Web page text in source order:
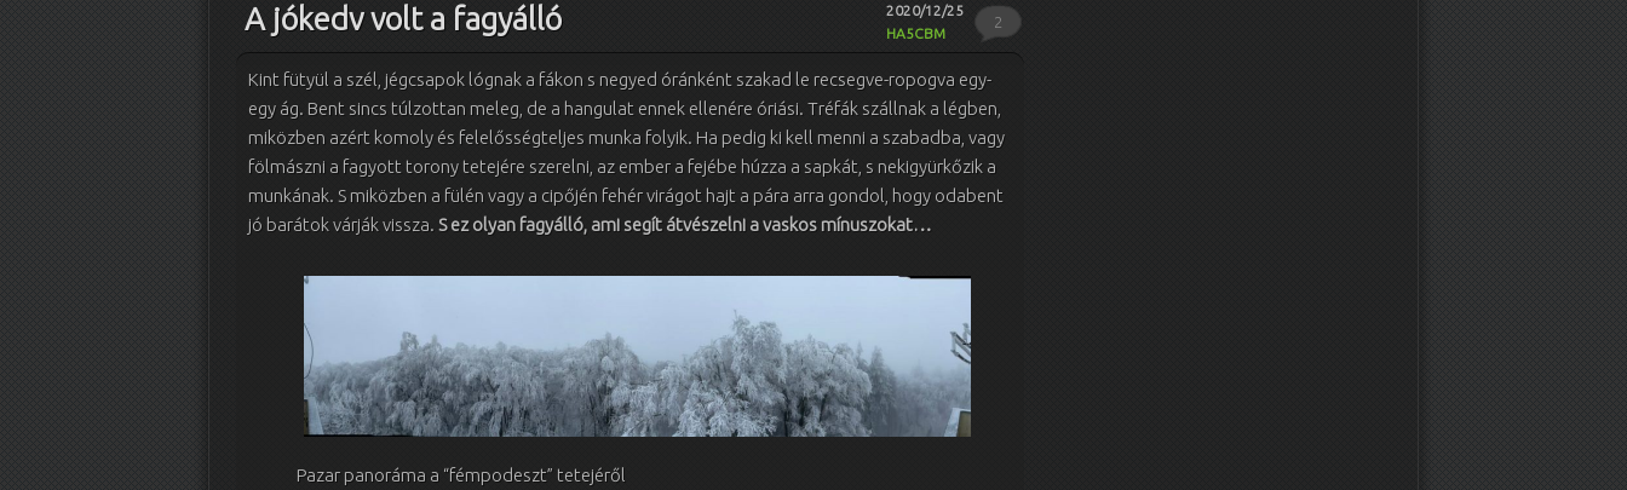
A jókedv volt a fagyálló
2020/12/25
HA5CBM
2
Kint fütyül a szél, jégcsapok lógnak a fákon s negyed óránként szakad le recsegve-ropogva egy-
egy ág. Bent sincs túlzottan meleg, de a hangulat ennek ellenére óriási. Tréfák szállnak a légben,
miközben azért komoly és felelősségteljes munka folyik. Ha pedig ki kell menni a szabadba, vagy
fölmászni a fagyott torony tetejére szerelni, az ember a fejébe húzza a sapkát, s nekigyürkőzik a
munkának. S miközben a fülén vagy a cipőjén fehér virágot hajt a pára arra gondol, hogy odabent
jó barátok várják vissza. S ez olyan fagyálló, ami segít átvészelni a vaskos mínuszokat…
Pazar panoráma a “fémpodeszt” tetejéről